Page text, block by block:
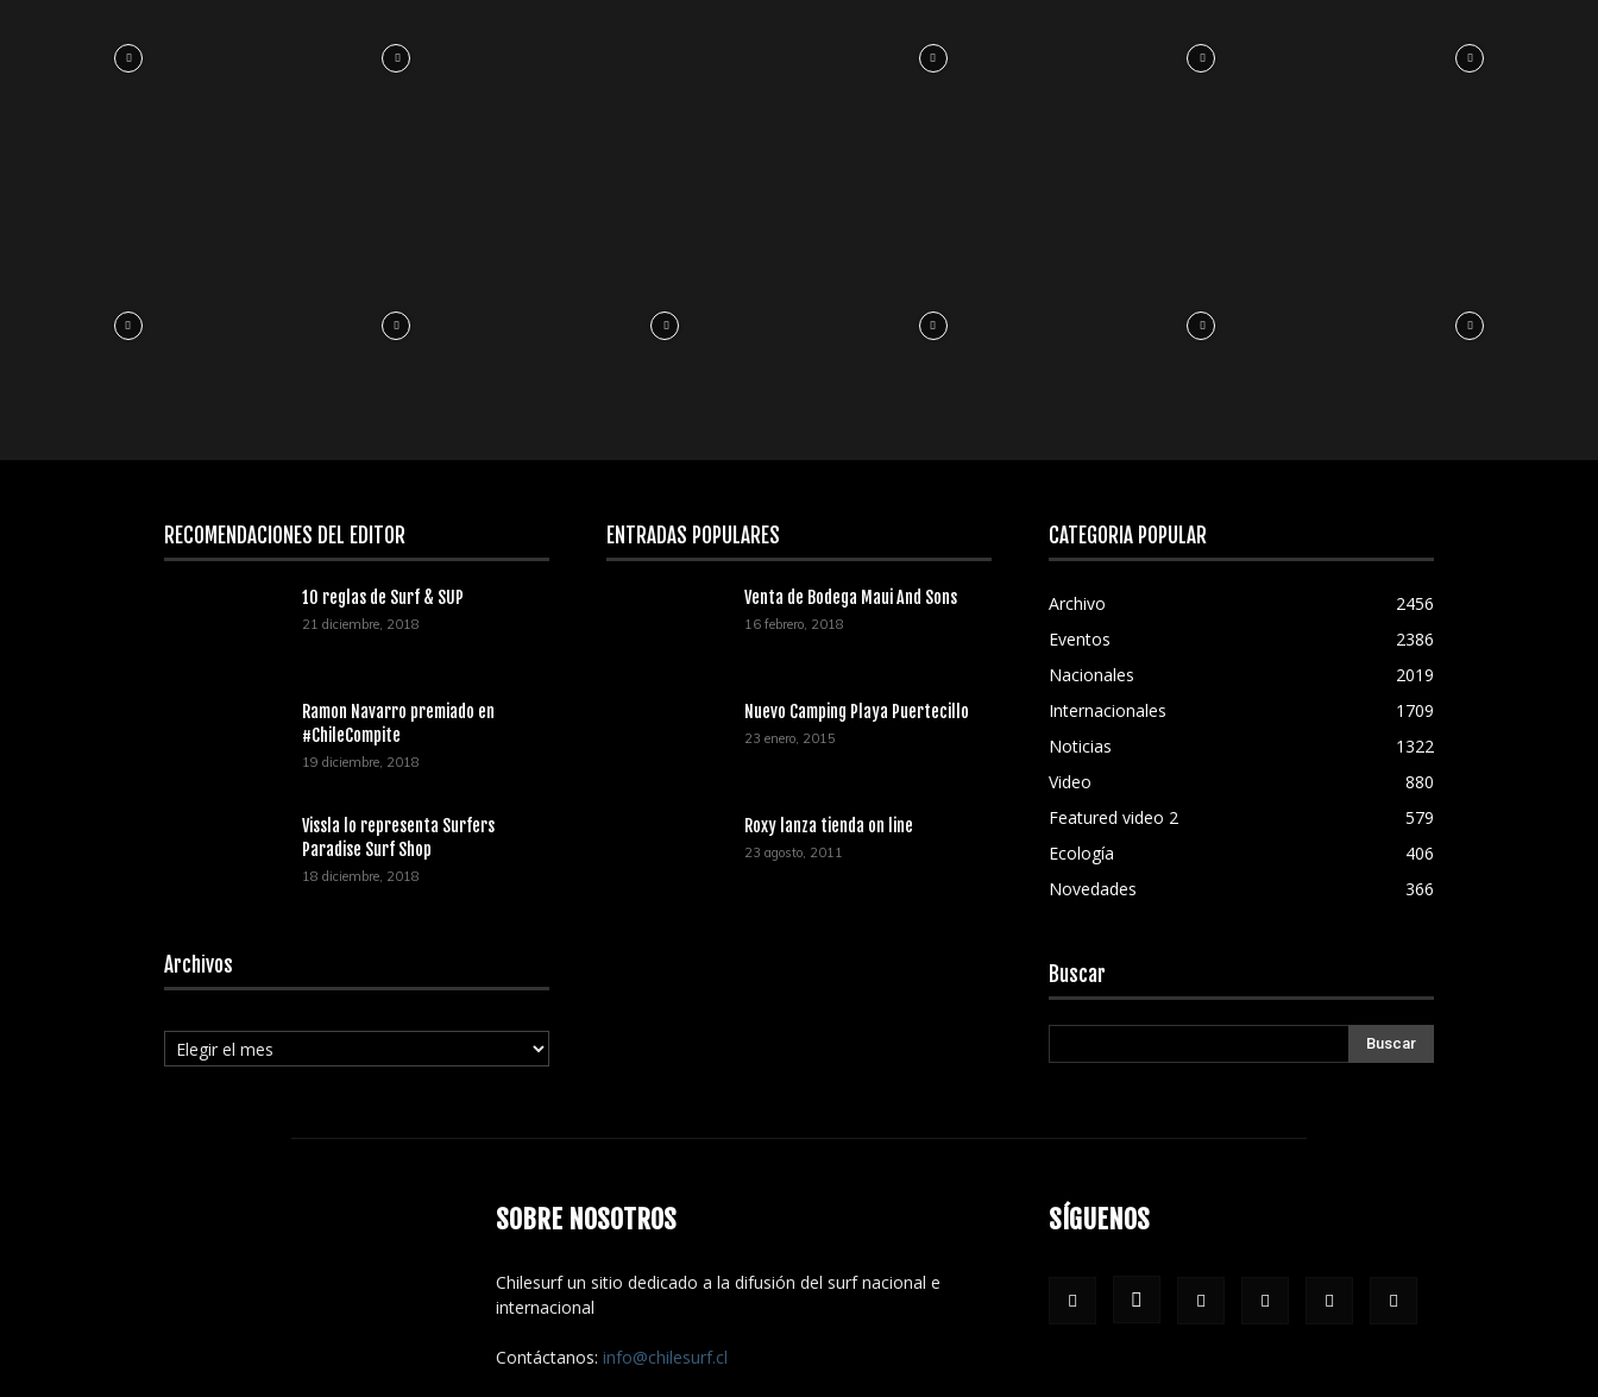
RECOMENDACIONES DEL EDITOR
10 reglas de Surf & SUP
21 diciembre, 2018
Ramon Navarro premiado en
#ChileCompite
19 diciembre, 2018
Vissla lo representa Surfers
Paradise Surf Shop
18 diciembre, 2018
Archivos
Archivos
ENTRADAS POPULARES
Venta de Bodega Maui And Sons
16 febrero, 2018
Nuevo Camping Playa Puertecillo
23 enero, 2015
Roxy lanza tienda on line
23 agosto, 2011
CATEGORÍA POPULAR
Archivo
2456
Eventos
2386
Nacionales
2019
Internacionales
1709
Noticias
1322
Video
880
Featured video 2
579
Ecología
406
Novedades
366
Buscar
SOBRE NOSOTROS
Chilesurf un sitio dedicado a la difusión del surf nacional e
internacional
Contáctanos: info@chilesurf.cl
SÍGUENOS